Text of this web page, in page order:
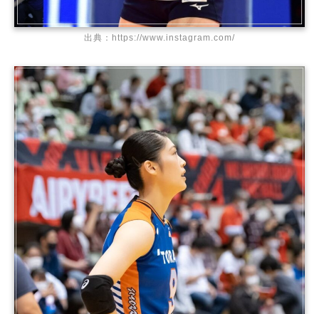
出典：https://www.instagram.com/